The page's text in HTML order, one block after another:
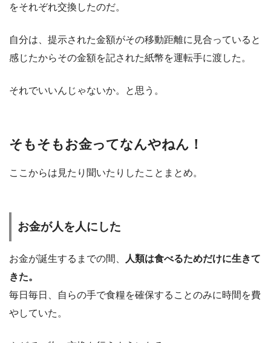
をそれぞれ交換したのだ。
自分は、提示された金額がその移動距離に見合っていると
感じたからその金額を記された紙幣を運転手に渡した。
それでいいんじゃないか。と思う。
そもそもお金ってなんやねん！
ここからは見たり聞いたりしたことまとめ。
お金が人を人にした
お金が誕生するまでの間、
人類は食べるためだけに生きて
きた。
毎日毎日、自らの手で食糧を確保することのみに時間を費
やしていた。